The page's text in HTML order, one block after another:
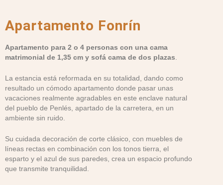
Apartamento Fonrín
Apartamento para 2 o 4 personas con una cama
matrimonial de 1,35 cm y sofá cama de dos plazas.
La estancia está reformada en su totalidad, dando como
resultado un cómodo apartamento donde pasar unas
vacaciones realmente agradables en este enclave natural
del pueblo de Penlés, apartado de la carretera, en un
ambiente sin ruido.
Su cuidada decoración de corte clásico, con muebles de
líneas rectas en combinación con los tonos tierra, el
esparto y el azul de sus paredes, crea un espacio profundo
que transmite tranquilidad.